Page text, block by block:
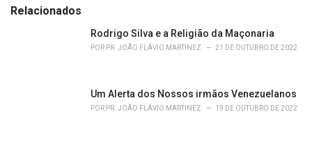
e
Relacionados
Rodrigo Silva e a Religião da Maçonaria
POR PR. JOÃO FLÁVIO MARTINEZ 21 DE OUTUBRO DE 2022
Um Alerta dos Nossos irmãos Venezuelanos
POR PR. JOÃO FLÁVIO MARTINEZ 19 DE OUTUBRO DE 2022